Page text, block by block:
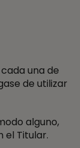
una de
de utilizar
alguno,
el Titular.